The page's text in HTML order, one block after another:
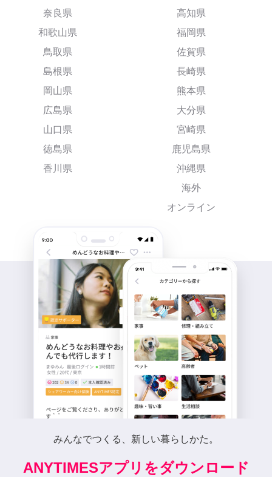
奈良県
和歌山県
鳥取県
島根県
岡山県
広島県
山口県
徳島県
香川県
高知県
福岡県
佐賀県
長崎県
熊本県
大分県
宮崎県
鹿児島県
沖縄県
海外
オンライン
みんなでつくる、新しい暮らしかた。
ANYTIMESアプリをダウンロード